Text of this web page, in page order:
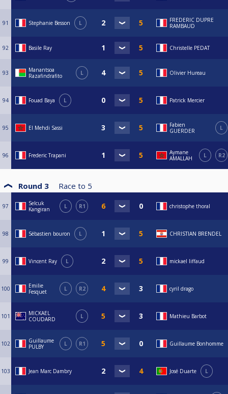
91 Stephanie Besson L
FREDERIC DUPRE
RAMBAUD
92 Basile Ray Christelle PEDAT
93
Manantsoa
Razafindrafito
L Olivier Hureau
94 Fouad Baya L Patrick Mercier
95 El Mehdi Sassi
Fabien
GUERDER
L
96 Frederic Trapani
Aymane
AMALLAH
L R2
Round 3 Race to 5
97
Selcuk
Kangiran
L R1 christophe thoral
98 Sébastien bouron L CHRISTIAN BRENDEL
99 Vincent Ray L mickael liffaud
100
Emilie
Fesquet
L R2 cyril drago
101
MICKAEL
COUDARD
L Mathieu Barbot
102
Guillaume
PULBY
L R1 Guillaume Bonhomme
103 Jean Marc Dambry José Duarte L